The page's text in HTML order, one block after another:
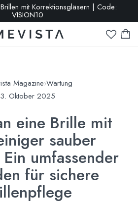
mit Korrektionsgläsern | Code:
VISION10
Magazine›Wartung
3. Oktober 2025
eine Brille mit
sauber
umfassender
für sichere